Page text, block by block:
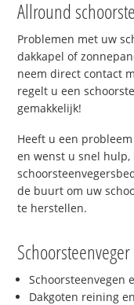
Allround
Problemen met uw
dakkapel of
neem direct contact
regelt u een
gemakkelijk!
Heeft u een
en wenst u snel hulp,
de buurt om uw
te herstellen.
Schoorsteenveger
Schoorsteenvegen
Dakgoten reining